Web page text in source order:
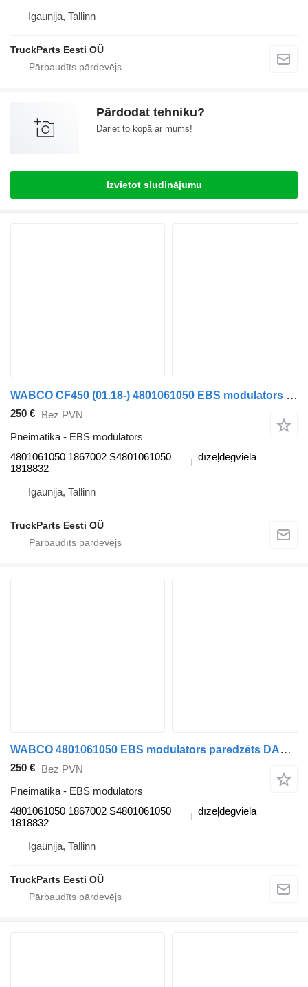
Igaunija, Tallinn
TruckParts Eesti OÜ
Pārdodat tehniku?
Dariet to kopā ar mums!
Izvietot sludinājumu
WABCO CF450 (01.18-) 4801061050 EBS modulators paredzēts DAF CF450, CF460 (2017-) vilcēja
250 € Bez PVN
Pneimatika - EBS modulators
4801061050 1867002 S4801061050
1818832
dīzeļdegviela
Igaunija, Tallinn
TruckParts Eesti OÜ
WABCO 4801061050 EBS modulators paredzēts DAF CF450, CF460 (2017-) vilcēja
250 € Bez PVN
Pneimatika - EBS modulators
4801061050 1867002 S4801061050
1818832
dīzeļdegviela
Igaunija, Tallinn
TruckParts Eesti OÜ